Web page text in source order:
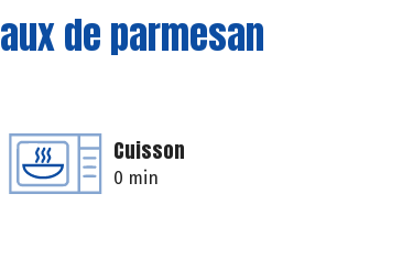
de parmesan
Cuisson
0 min